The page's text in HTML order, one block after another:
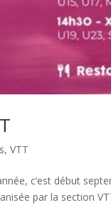
,VTT
c’est début
par la section